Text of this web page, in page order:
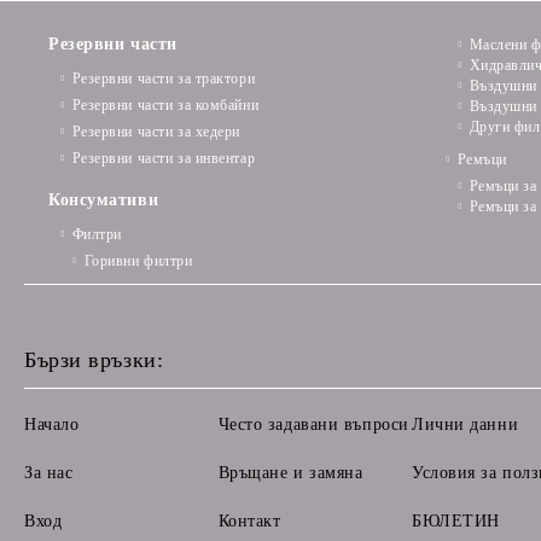
Резервни части
Резервни части за трактори
Резервни части за комбайни
Резервни части за хедери
Резервни части за инвентар
Консумативи
Филтри
Горивни филтри
Маслени
Въздушни
Въздушни
Други
Ремъци
Ремъци за
Ремъци
Бързи връзки:
Начало
За нас
Вход
Често задавани въпроси
Връщане и замяна
Контакт
Лични данни
Условия за
БЮЛЕТИН